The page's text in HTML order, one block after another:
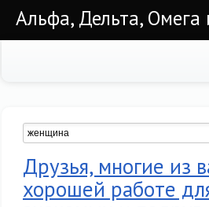
Альфа, Дельта, Омега
Друзья, многие из
хорошей работе